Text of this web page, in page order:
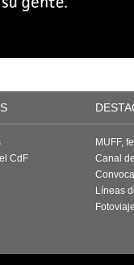
CdF
MUFF,
Canal
Líneas